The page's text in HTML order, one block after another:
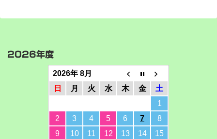
2026年度
2026年 8月
日
月 火 水 木 金
土
1
2
3 4 5 6 7
8
9
10 11 12 13 14
15